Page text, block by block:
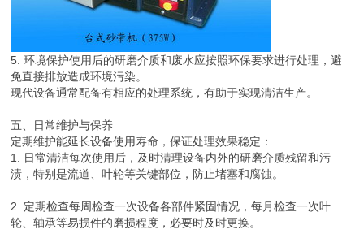
5. 环境保护使用后的研磨介质和废水应按照环保要求进行处理，避
免直接排放造成环境污染。
现代设备通常配备有相应的处理系统，有助于实现清洁生产。
五、日常维护与保养
定期维护能延长设备使用寿命，保证处理效果稳定：
1. 日常清洁每次使用后，及时清理设备内外的研磨介质残留和污
渍，特别是流道、叶轮等关键部位，防止堵塞和腐蚀。
2. 定期检查每周检查一次设备各部件紧固情况，每月检查一次叶
轮、轴承等易损件的磨损程度，必要时及时更换。